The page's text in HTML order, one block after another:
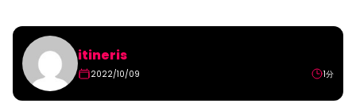
itineris
2022/10/09 1分